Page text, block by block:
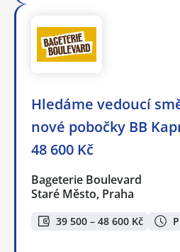
Hledáme vedoucí
nové pobočky BB
48 600 Kč
Bageterie Boulevard
Staré Město, Praha
39 500 – 48 600 Kč